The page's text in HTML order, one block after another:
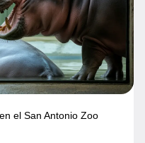
el San Antonio Zoo